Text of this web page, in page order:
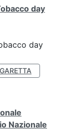
day
day
Nazionale